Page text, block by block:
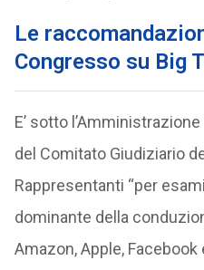
Le
Congresso su Big
E’ sotto
del Comitato Giudiziario
Rappresentanti “per
dominante della
Amazon, Apple, Facebook